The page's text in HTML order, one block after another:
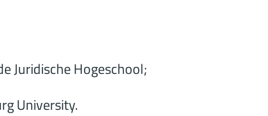
Juridische Hogeschool;
University.